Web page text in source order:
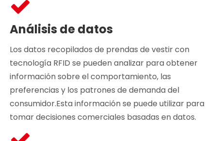
Análisis de datos
Los datos recopilados de prendas de vestir con
tecnología RFID se pueden analizar para obtener
información sobre el comportamiento, las
preferencias y los patrones de demanda del
consumidor.Esta información se puede utilizar para
tomar decisiones comerciales basadas en datos.